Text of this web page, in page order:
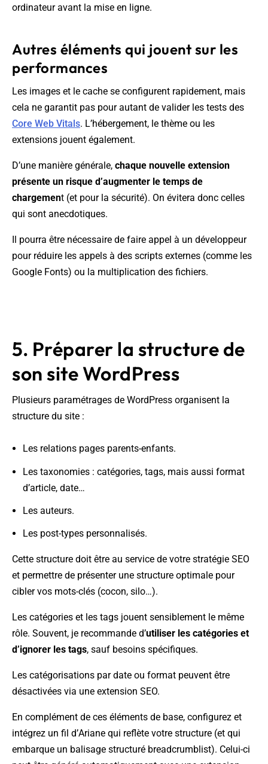
ordinateur avant la mise en ligne.
Autres éléments qui jouent sur les
performances
Les images et le cache se configurent rapidement, mais
cela ne garantit pas pour autant de valider les tests des
Core Web Vitals. L’hébergement, le thème ou les
extensions jouent également.
D’une manière générale, chaque nouvelle extension
présente un risque d’augmenter le temps de
chargement (et pour la sécurité). On évitera donc celles
qui sont anecdotiques.
Il pourra être nécessaire de faire appel à un développeur
pour réduire les appels à des scripts externes (comme les
Google Fonts) ou la multiplication des fichiers.
5. Préparer la structure de
son site WordPress
Plusieurs paramétrages de WordPress organisent la
structure du site :
Les relations pages parents-enfants.
Les taxonomies : catégories, tags, mais aussi format
d’article, date…
Les auteurs.
Les post-types personnalisés.
Cette structure doit être au service de votre stratégie SEO
et permettre de présenter une structure optimale pour
cibler vos mots-clés (cocon, silo…).
Les catégories et les tags jouent sensiblement le même
rôle. Souvent, je recommande d’utiliser les catégories et
d’ignorer les tags, sauf besoins spécifiques.
Les catégorisations par date ou format peuvent être
désactivées via une extension SEO.
En complément de ces éléments de base, configurez et
intégrez un fil d’Ariane qui reflète votre structure (et qui
embarque un balisage structuré breadcrumblist). Celui-ci